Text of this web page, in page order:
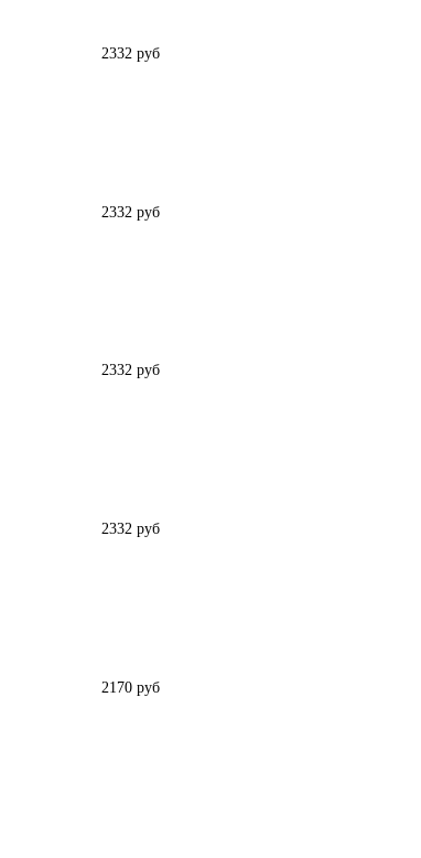
2332 руб
2332 руб
2332 руб
2332 руб
2170 руб